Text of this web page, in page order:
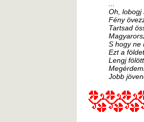
Oh, lobogj
Fény
Tartsad
S hogy ne
Ezt a
Lengj
Jobb